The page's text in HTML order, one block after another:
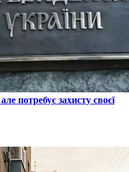
потребує захисту своєї